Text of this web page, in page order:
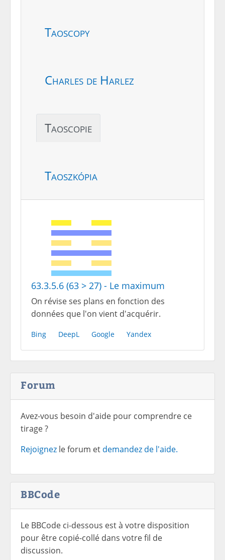
Taoscopy
Charles de Harlez
Taoscopie
Taoszkópia
63.3.5.6 (63 > 27) - Le maximum
On révise ses plans en fonction des
données que l'on vient d'acquérir.
Bing DeepL Google Yandex
Forum
Avez-vous besoin d'aide pour comprendre ce
tirage ?
Rejoignez le forum et demandez de l'aide.
BBCode
Le BBCode ci-dessous est à votre disposition
pour être copié-collé dans votre fil de
discussion.